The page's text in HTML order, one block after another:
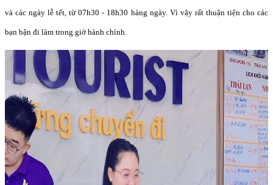
và các ngày lễ tết, từ 07h30 - 18h30 hàng ngày. Vì vậy rất thuận tiện cho các
bạn bận đi làm trong giờ hành chính.